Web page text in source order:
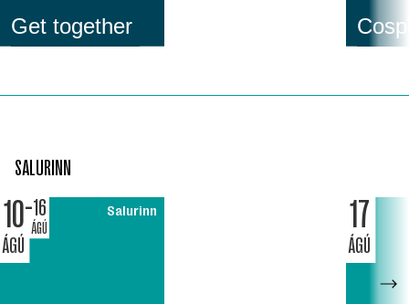
Get together
SALURINN
10
ÁGÚ
16
ÁGÚ
Salurinn 17
ÁGÚ